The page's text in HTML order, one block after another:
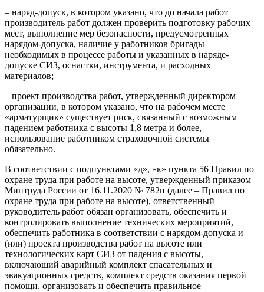
– наряд-допуск, в котором указано, что до начала работ
производитель работ должен проверить подготовку рабочих
мест, выполнение мер безопасности, предусмотренных
нарядом-допуска, наличие у работников бригады
необходимых в процессе работы и указанных в наряде-
допуске СИЗ, оснастки, инструмента, и расходных
материалов;
– проект производства работ, утвержденный директором
организации, в котором указано, что на рабочем месте
«арматурщик» существует риск, связанный с возможным
падением работника с высоты 1,8 метра и более,
использование работником страховочной системы
обязательно.
В соответствии с подпунктами «д», «к» пункта 56 Правил по
охране труда при работе на высоте, утвержденный приказом
Минтруда России от 16.11.2020 № 782н (далее – Правил по
охране труда при работе на высоте), ответственный
руководитель работ обязан организовать, обеспечить и
контролировать выполнение технических мероприятий,
обеспечить работника в соответствии с нарядом-допуска и
(или) проекта производства работ на высоте или
технологических карт СИЗ от падения с высоты,
включающий аварийный комплект спасательных и
эвакуационных средств, комплект средств оказания первой
помощи, организовать и обеспечить правильное